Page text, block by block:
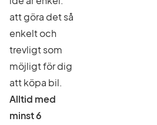
att göra det så
enkelt och
trevligt som
möjligt för dig
att köpa bil.
Alltid med
minst 6